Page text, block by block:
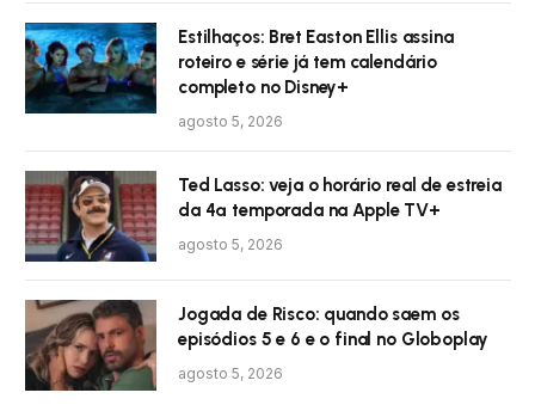
Estilhaços: Bret Easton Ellis assina
roteiro e série já tem calendário
completo no Disney+
agosto 5, 2026
Ted Lasso: veja o horário real de estreia
da 4ª temporada na Apple TV+
agosto 5, 2026
Jogada de Risco: quando saem os
episódios 5 e 6 e o final no Globoplay
agosto 5, 2026